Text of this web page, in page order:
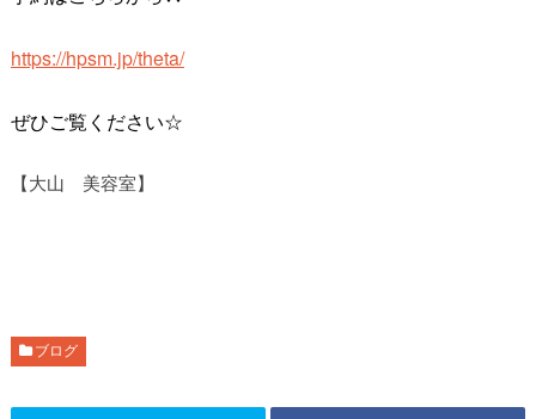
https://hpsm.jp/theta/
ぜひご覧ください☆
【大山 美容室】
ブログ